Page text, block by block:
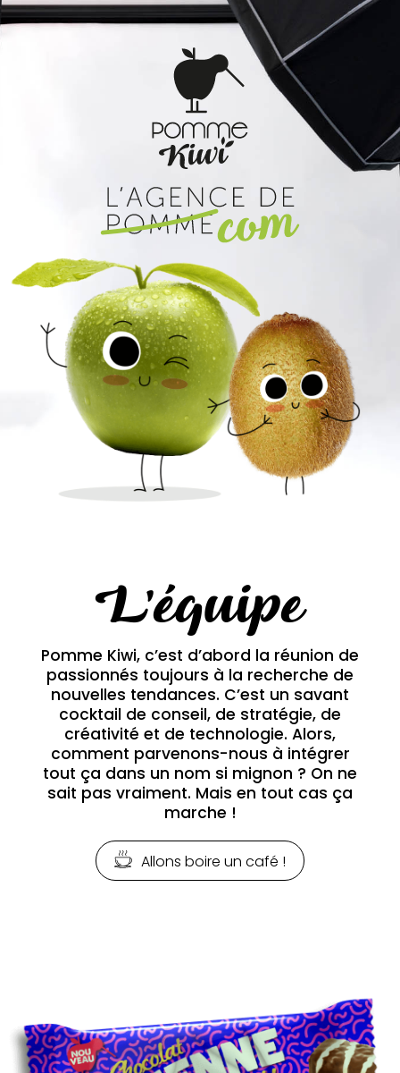
L'équipe
Pomme Kiwi, c’est d’abord la réunion de
passionnés toujours à la recherche de
nouvelles tendances. C’est un savant
cocktail de conseil, de stratégie, de
créativité et de technologie. Alors,
comment parvenons-nous à intégrer
tout ça dans un nom si mignon ? On ne
sait pas vraiment. Mais en tout cas ça
marche !
Allons boire un café !